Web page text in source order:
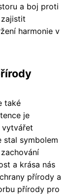
a boj proti
harmonie v
také
je
vytvářet
stal symbolem
a krása nás
přírody a
přírody pro